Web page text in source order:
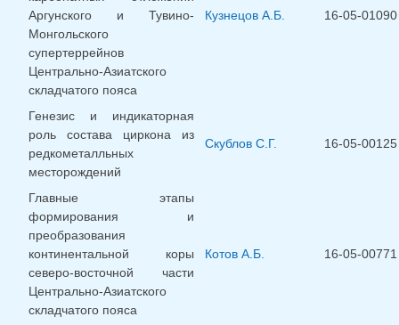
Аргунского и Тувино-
Монгольского
супертеррейнов
Центрально-Азиатского
складчатого пояса
Кузнецов А.Б. 16-05-01090
Генезис и индикаторная
роль состава циркона из
редкометалльных
месторождений
Скублов С.Г. 16-05-00125
Главные этапы
формирования и
преобразования
континентальной коры
северо-восточной части
Центрально-Азиатского
складчатого пояса
Котов А.Б. 16-05-00771